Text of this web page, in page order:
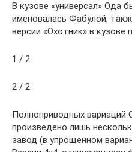
В кузове «универсал» Ода
именовалась Фабулой;
версии «Охотник» в кузове
1 / 2
2 / 2
Полноприводных
произведено лишь
завод (в упрощенном